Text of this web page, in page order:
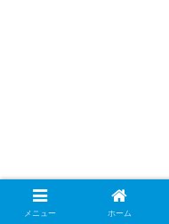
メニュー ホーム